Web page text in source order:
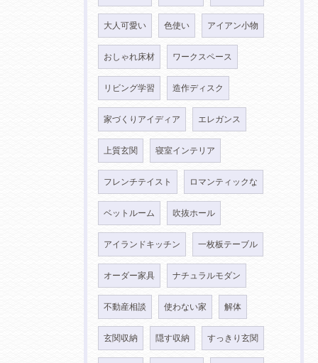
大人可愛い 色使い アイアン小物
おしゃれ床材 ワークスペース
リビング学習 造作ディスク
家づくりアイディア エレガンス
上質玄関 寝室インテリア
フレンチテイスト ロマンティックな
ベットルーム 吹抜ホール
アイランドキッチン 一枚板テーブル
オーダー家具 ナチュラルモダン
不動産相談 使わない家 解体
玄関収納 隠す収納 すっきり玄関